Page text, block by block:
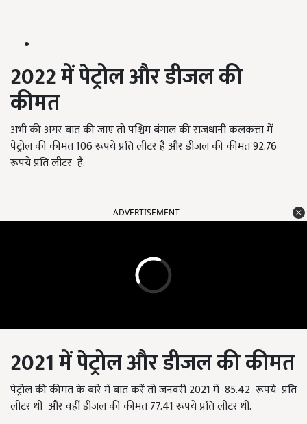
2022में पेट्रोल और डीजल की
कीमत
अभी की अगर बात की जाए तो पश्चिम बंगाल की राजधानी कलकत्ता में
पेट्रोल की कीमत 106 रूपये प्रति लीटर है और डीजल की कीमत 92.76
रूपये प्रति लीटर है.
ADVERTISEMENT
2021में पेट्रोल और डीजल की कीमत
पेट्रोल की कीमत के बारे में बात करें तो जनवरी 2021 में 85.42 रूपये प्रति
लीटर थी और वहीं डीजल की कीमत 77.41 रूपये प्रति लीटर थी.